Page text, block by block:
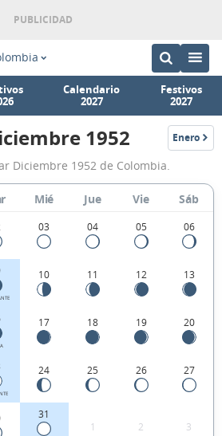
Calendario
2027
Festivos
2027
Calendario
Lunar
Diciembre
1952
Colombia.
1952 Enero
1953
Diciembre 1952 de Colombia.
Mié Jue Vie Sáb
03 04 05 06
10 11 12 13
17 18 19 20
24 25 26 27
31
1 2 3